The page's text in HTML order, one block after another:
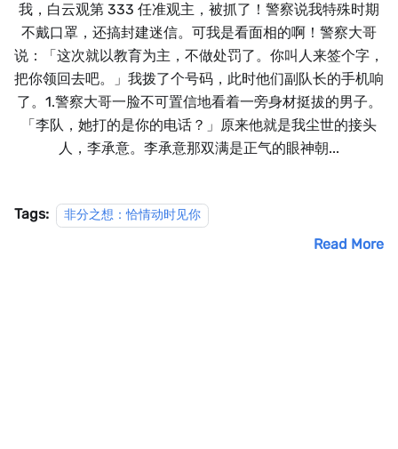
我，白云观第 333 任准观主，被抓了！警察说我特殊时期
不戴口罩，还搞封建迷信。可我是看面相的啊！警察大哥
说：「这次就以教育为主，不做处罚了。你叫人来签个字，
把你领回去吧。」我拨了个号码，此时他们副队长的手机响
了。1.警察大哥一脸不可置信地看着一旁身材挺拔的男子。
「李队，她打的是你的电话？」原来他就是我尘世的接头
人，李承意。李承意那双满是正气的眼神朝...
Tags: 非分之想：恰情动时见你
Read More